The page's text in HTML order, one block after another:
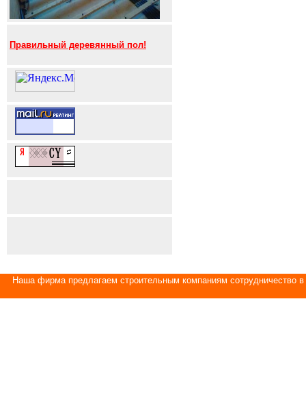
Правильный деревянный пол!
Наша фирма предлагаем строительным компаниям